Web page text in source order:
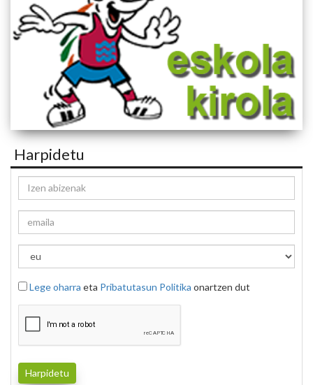
Harpidetu
Lege oharra eta Pribatutasun Politika onartzen dut